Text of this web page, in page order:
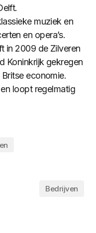
muziek en
en opera’s.
in 2009 de Zilveren
Koninkrijk gekregen
economie.
loopt regelmatig
Bedrijven